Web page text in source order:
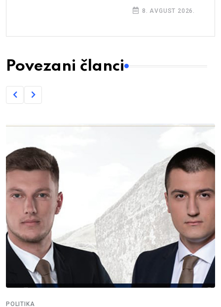
8. AVGUST 2026.
Povezani članci
POLITIKA